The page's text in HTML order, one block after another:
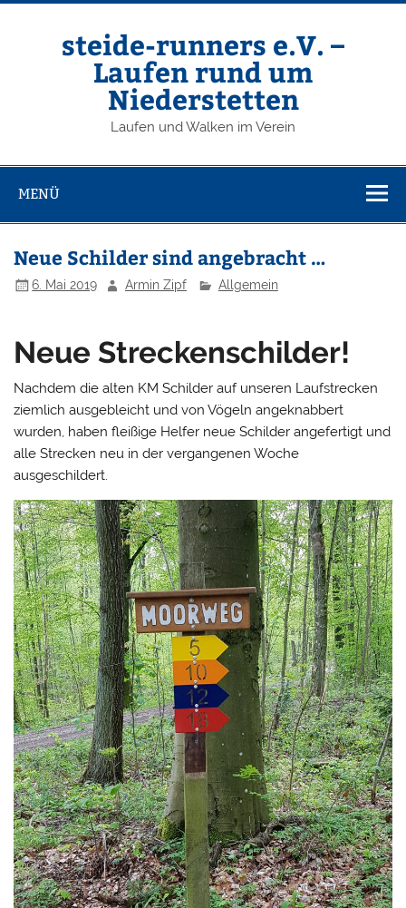
Zum
steide-runners e.V. –
Laufen rund um
Niederstetten
Laufen und Walken im Verein
MENÜ
Neue Schilder sind angebracht …
6. Mai 2019 Armin Zipf Allgemein
Neue Streckenschilder!
Nachdem die alten KM Schilder auf unseren Laufstrecken
ziemlich ausgebleicht und von Vögeln angeknabbert
wurden, haben fleißige Helfer neue Schilder angefertigt und
alle Strecken neu in der vergangenen Woche
ausgeschildert.